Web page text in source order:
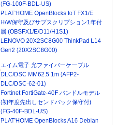
(FG-100F-BDL-US)
PLAT'HOME OpenBlocks IoT FX1/E
H/W保守及びサブスクリプション1年付
属 (OBSFX1/E/D11/H1S1)
LENOVO 20X2SC8G00 ThinkPad L14
Gen2 (20X2SC8G00)
エイム電子 光ファイバーケーブル
DLC/DSC MM62.5 1m (AFP2-
DLC/DSC-62-01)
Fortinet FortiGate-40F バンドルモデル
(初年度先出しセンドバック保守付)
(FG-40F-BDL-US)
PLAT'HOME OpenBlocks A16 Debian